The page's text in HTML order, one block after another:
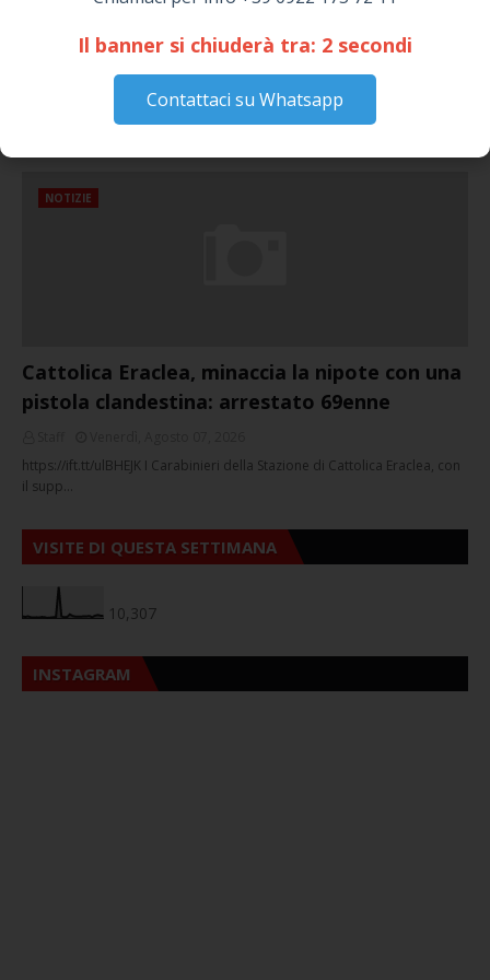
Il banner si chiuderà tra: 2 secondi
Contattaci su Whatsapp
SICULIANA PER I FESTEGGIAMENTI DI SAN
GIUSEPPE
March 16, 2026
NOTIZIE
Cattolica Eraclea, minaccia la nipote con una
pistola clandestina: arrestato 69enne
https://ift.tt/ulBHEJK I Carabinieri della Stazione di Cattolica Eraclea, con
il supp…
VISITE DI QUESTA SETTIMANA
10,307
INSTAGRAM